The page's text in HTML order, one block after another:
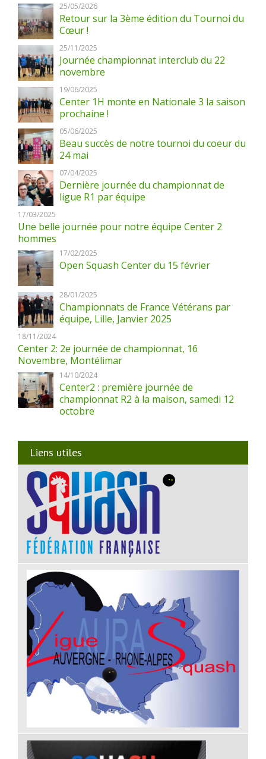
25/05/2026
Retour sur la 3ème édition du Tournoi du
Cœur !
25/11/2025
Journée championnat interclub du 22
novembre
19/06/2025
Center 1H monte en Nationale 3 la saison
prochaine !
05/06/2025
Beau succès de notre tournoi du coeur du
24 mai
07/04/2025
Dernière journée du championnat de
ligue R1 par équipe
17/03/2025
Une belle journée pour notre équipe Center 2
hommes
17/02/2025
Open Squash Center du 15 février
28/01/2025
Championnats de France Vétérans par
équipe, Lille, Janvier 2025
18/11/2024
Center 2: 2e journée de championnat, 16
Novembre, Montélimar
14/10/2024
Center2 : première journée de
championnat R2 à la maison, samedi 12
octobre
Liens utiles